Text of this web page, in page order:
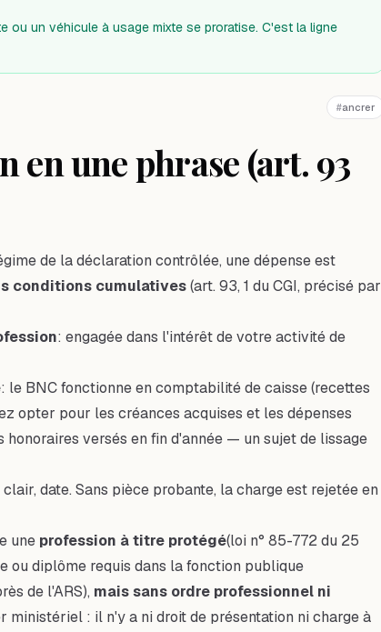
ou un véhicule à usage mixte se proratise. C'est la ligne
#ancrer
en une phrase (art. 93
de la déclaration contrôlée, une dépense est
conditions cumulatives(art. 93, 1 du CGI, précisé par
: engagée dans l'intérêt de votre activité de
: le BNC fonctionne en comptabilité de caisse (recettes
opter pour les créances acquises et les dépenses
honoraires versés en fin d'année — un sujet de lissage
date. Sans pièce probante, la charge est rejetée en
une profession à titre protégé(loi n° 85-772 du 25
diplôme requis dans la fonction publique
de l'ARS), mais sans ordre professionnel ni
ministériel : il n'y a ni droit de présentation ni charge à